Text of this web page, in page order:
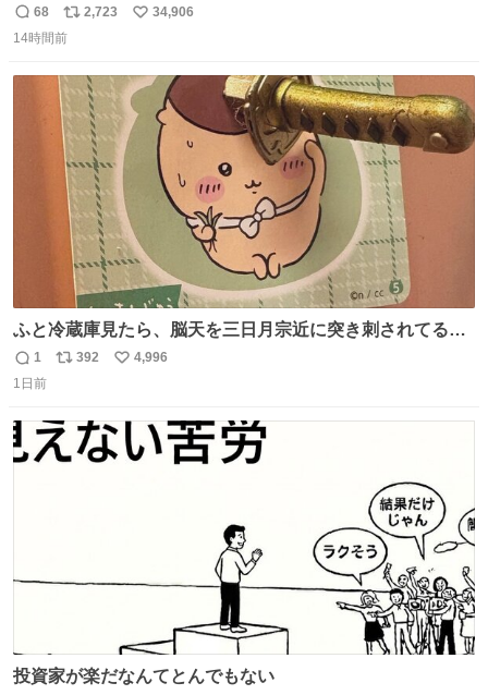
返
信
68
リ
ポ
ト
数
2,723
い
数
34,906
14時間前
ふと冷蔵庫見たら、脳天を三日月宗近に突き刺されてるく
りまんじゅうパイセンが
返
信
1
リ
ト
数
392
い
数
4,996
1日前
投資家が楽だなんてとんでもない